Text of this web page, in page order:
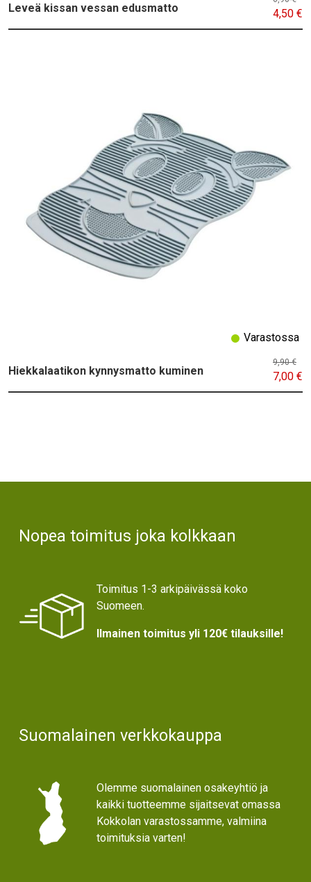
Leveä kissan vessan edusmatto 4,50 €
Hiekkalaatikon kynnysmatto kuminen
9,90 €
7,00 €
Varastossa
Nopea toimitus joka kolkkaan
Toimitus 1-3 arkipäivässä koko
Suomeen.
Ilmainen toimitus yli 120€ tilauksille!
Suomalainen verkkokauppa
Olemme suomalainen osakeyhtiö ja
kaikki tuotteemme sijaitsevat omassa
Kokkolan varastossamme, valmiina
toimituksia varten!